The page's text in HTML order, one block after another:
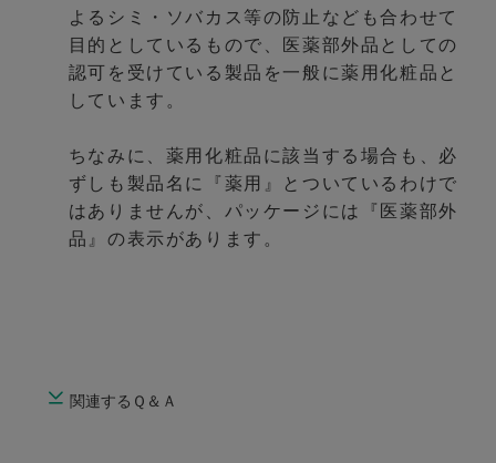
よるシミ・ソバカス等の防止なども合わせて
目的としているもので、医薬部外品としての
認可を受けている製品を一般に薬用化粧品と
しています。
ちなみに、薬用化粧品に該当する場合も、必
ずしも製品名に『薬用』とついているわけで
はありませんが、パッケージには『医薬部外
品』の表示があります。
関連するＱ＆Ａ